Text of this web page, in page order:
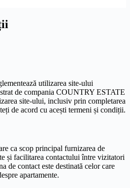
utilizarea site-ului
de compania COUNTRY ESTATE
site-ului, inclusiv prin completarea
de acord cu acești termeni și condiții.
ca scop principal furnizarea de
și facilitarea contactului între vizitatori
de contact este destinată celor care
apartamente.